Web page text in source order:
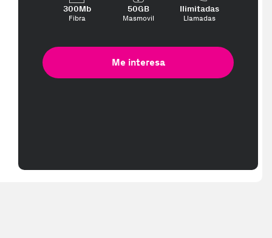
300Mb
Fibra
50GB
Masmovil
Ilimitadas
Llamadas
Me interesa